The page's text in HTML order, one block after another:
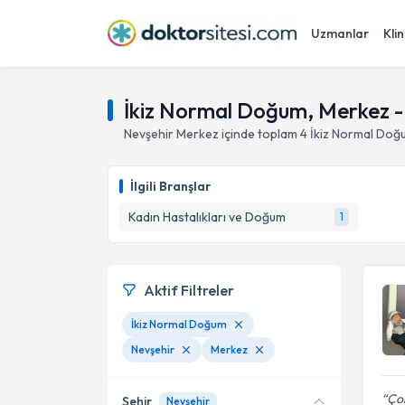
Uzmanlar
İkiz Normal Doğum, Merkez
NevşehirMerkez içinde toplam 4 İkiz Normal
İlgili Branşlar
Kadın Hastalıkları ve Doğum
1
Aktif Filtreler
İkiz Normal Doğum
Nevşehir
Merkez
Şehir Nevşehir